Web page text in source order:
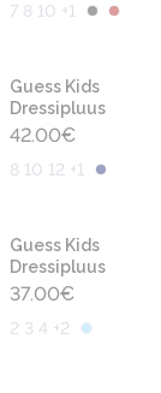
7 8 10 +1
Guess Kids
Dressipluus
42.00€
8 10 12 +1
Guess Kids
Dressipluus
37.00€
2 3 4 +2